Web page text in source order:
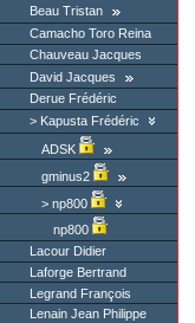
Beau Tristan
Camacho Toro Reina
Chauveau Jacques
David Jacques
Derue Frédéric
Kapusta Frédéric
ADSK
gminus2
np800
np800
Lacour Didier
Laforge Bertrand
Legrand François
Lenain Jean Philippe